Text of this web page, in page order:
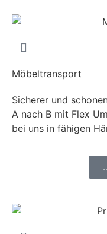
Möbeltransport
Sicherer und
A nach B mit Flex
bei uns in fähigen